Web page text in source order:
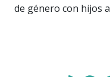
de género con hijos